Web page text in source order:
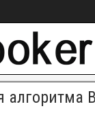
алгоритма